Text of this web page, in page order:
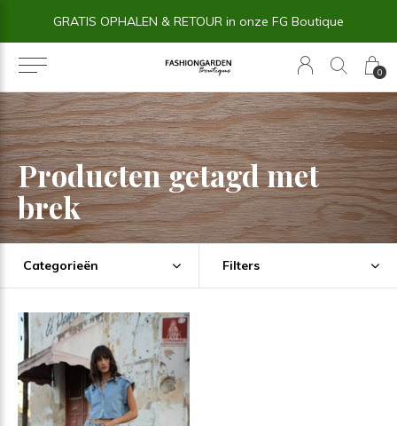
0
GRATIS OPHALEN & RETOUR in onze FG Boutique
Producten getagd met
brek
Categorieën Filters